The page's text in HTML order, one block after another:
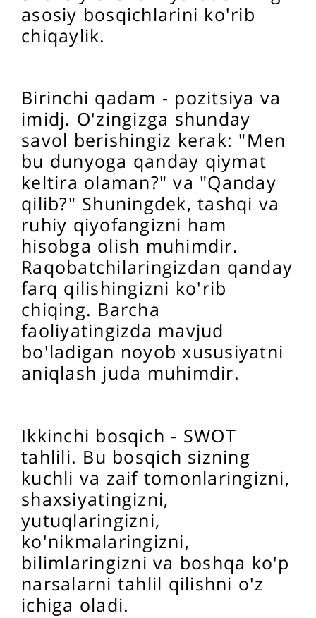
asosiy bosqichlarini ko'rib
chiqaylik.
Birinchi qadam - pozitsiya va
imidj. O'zingizga shunday
savol berishingiz kerak: "Men
bu dunyoga qanday qiymat
keltira olaman?" va "Qanday
qilib?" Shuningdek, tashqi va
ruhiy qiyofangizni ham
hisobga olish muhimdir.
Raqobatchilaringizdan qanday
farq qilishingizni ko'rib
chiqing. Barcha
faoliyatingizda mavjud
bo'ladigan noyob xususiyatni
aniqlash juda muhimdir.
Ikkinchi bosqich - SWOT
tahlili. Bu bosqich sizning
kuchli va zaif tomonlaringizni,
shaxsiyatingizni,
yutuqlaringizni,
ko'nikmalaringizni,
bilimlaringizni va boshqa ko'p
narsalarni tahlil qilishni o'z
ichiga oladi.